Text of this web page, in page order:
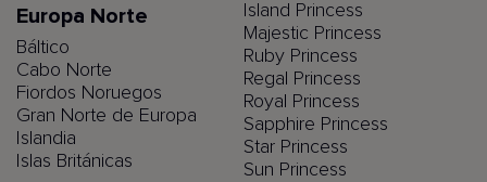
Europa Norte
Báltico
Cabo Norte
Fiordos Noruegos
Gran Norte de Europa
Islandia
Islas Británicas
Island Princess
Majestic Princess
Ruby Princess
Regal Princess
Royal Princess
Sapphire Princess
Star Princess
Sun Princess